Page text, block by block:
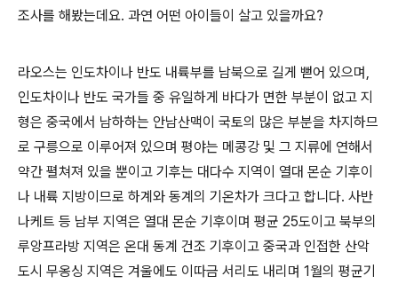
조사를 해봤는데요. 과연 어떤 아이들이 살고 있을까요?
라오스는 인도차이나 반도 내륙부를 남북으로 길게 뻗어 있으며,
인도차이나 반도 국가들 중 유일하게 바다가 면한 부분이 없고 지
형은 중국에서 남하하는 안남산맥이 국토의 많은 부분을 차지하므
로 구릉으로 이루어져 있으며 평야는 메콩강 및 그 지류에 연해서
약간 펼쳐져 있을 뿐이고 기후는 대다수 지역이 열대 몬순 기후이
나 내륙 지방이므로 하계와 동계의 기온차가 크다고 합니다. 사반
나케트 등 남부 지역은 열대 몬순 기후이며 평균 25도이고 북부의
루앙프라방 지역은 온대 동계 건조 기후이고 중국과 인접한 산악
도시 무옹싱 지역은 겨울에도 이따금 서리도 내리며 1월의 평균기